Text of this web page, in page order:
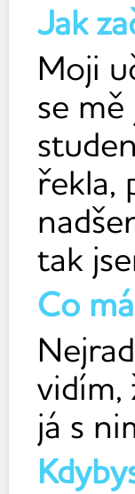
Jak
Moji
se
řekla,
tak
Co
vidím,
já s